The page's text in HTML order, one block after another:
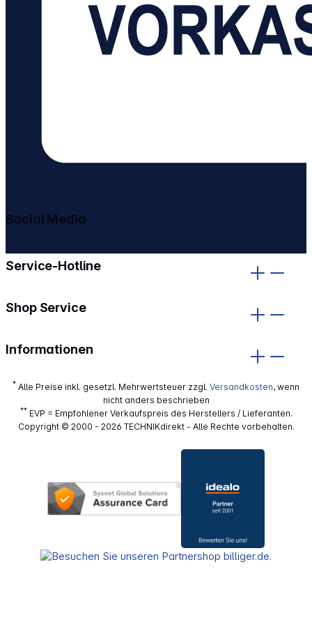
Service-Hotline
Shop Service
Informationen
Social Media
* Alle Preise inkl. gesetzl. Mehrwertsteuer zzgl. Versandkosten, wenn
nicht anders beschrieben
**EVP = Empfohlener Verkaufspreis des Herstellers / Lieferanten.
Copyright © 2000 - 2026 TECHNIKdirekt - Alle Rechte vorbehalten.